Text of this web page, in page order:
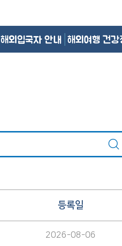
해외입국자 안내 해외여행 건강
등록일
2026-08-06